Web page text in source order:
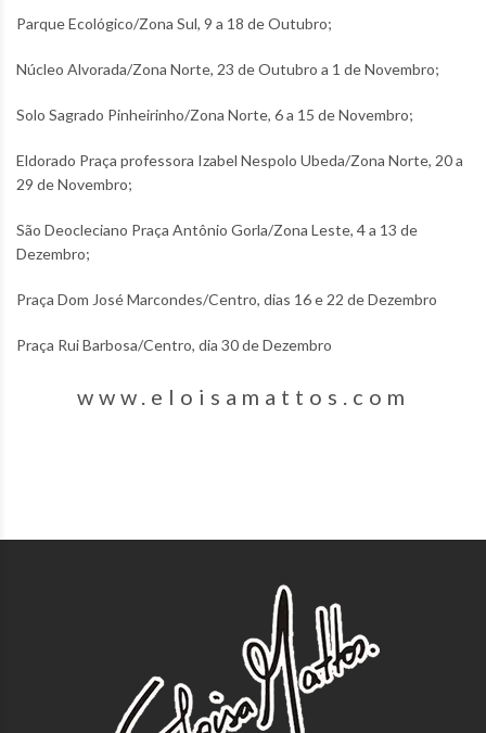
Parque Ecológico/Zona Sul, 9 a 18 de Outubro;
Núcleo Alvorada/Zona Norte, 23 de Outubro a 1 de Novembro;
Solo Sagrado Pinheirinho/Zona Norte, 6 a 15 de Novembro;
Eldorado Praça professora Izabel Nespolo Ubeda/Zona Norte, 20 a
29 de Novembro;
São Deocleciano Praça Antônio Gorla/Zona Leste, 4 a 13 de
Dezembro;
Praça Dom José Marcondes/Centro, dias 16 e 22 de Dezembro
Praça Rui Barbosa/Centro, dia 30 de Dezembro
www.eloisamattos.com